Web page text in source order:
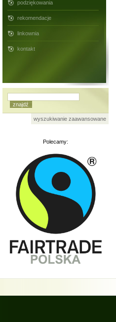
podziękowania
rekomendacje
linkownia
kontakt
wyszukiwanie zaawansowane
Polecamy: